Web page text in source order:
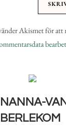
Akismet för att
NANNA-
BERLEKOM